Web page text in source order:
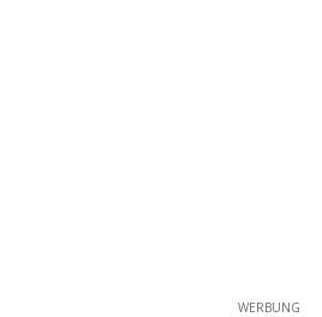
WERBUNG